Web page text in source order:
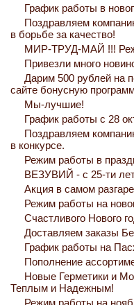
График работы в
Поздравляем
в борьбе за качество!
МИР-ТРУД-МАЙ !!!
Привезли много
Дарим 500 рублей на
сайте бонусную
Мы-лучшие!
График работы с 28
Поздравляем
в конкурсе.
Режим работы в
ВЕЗУВИЙ - с 25-ти
Акция в самом
Режим работы на
Счастливого Нового
Доставляем заказы
График работы на
Пополнение
Новые Герметики и
Теплым и Надежным!
Режим работы на